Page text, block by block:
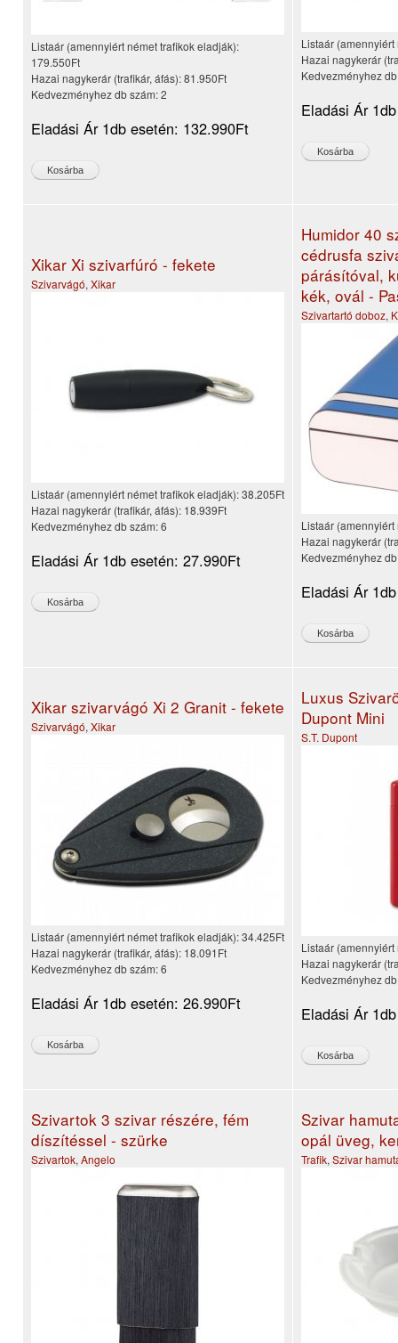
Listaár (amennyiért német trafikok eladják):
179.550Ft
Hazai nagykerár (trafikár, áfás):81.950Ft
Kedvezményhez db szám:2
Eladási Ár 1db esetén: 132.990Ft
Listaár
Hazai nagykerár
Kedvezményhez
Eladási Ár
Xikar Xi szivarfúró - fekete
Szivarvágó, Xikar
Listaár (amennyiért német trafikok eladják):38.205Ft
Hazai nagykerár (trafikár, áfás): 18.939Ft
Kedvezményhez db szám:6
Eladási Ár 1db esetén: 27.990Ft
Humidor 40
cédrusfa
párásítóval,
kék, ovál -
Szivartartó doboz,
Listaár
Hazai nagykerár
Kedvezményhez
Eladási Ár
Xikar szivarvágó Xi 2 Granit - fekete
Szivarvágó, Xikar
Listaár (amennyiért német trafikok eladják):34.425Ft
Hazai nagykerár (trafikár, áfás): 18.091Ft
Kedvezményhez db szám:6
Eladási Ár 1db esetén: 26.990Ft
Luxus
Dupont Mini
S.T. Dupont
Listaár
Hazai nagykerár
Kedvezményhez
Eladási Ár
Szivartok 3 szivar részére, fém
díszítéssel - szürke
Szivartok, Angelo
Szivar
opál üveg,
Trafik, Szivar